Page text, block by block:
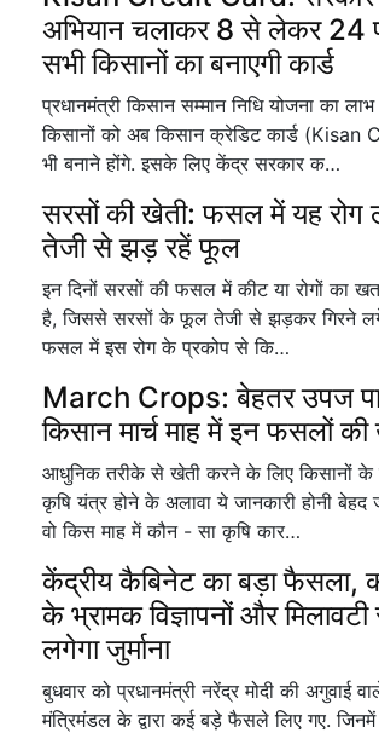
अभियान चलाकर 8 से लेकर 24
सभी किसानों का बनाएगी कार्ड
प्रधानमंत्री किसान सम्मान निधि योजना का
किसानों को अब किसान क्रेडिट कार्ड
भी बनाने होंगे. इसके लिए केंद्र सरकार क…
सरसों की खेती: फसल में यह
तेजी से झड़ रहें फूल
इन दिनों सरसों की फसल में कीट या रोगों का
है, जिससे सरसों के फूल तेजी से झड़कर गिरने
फसल में इस रोग के प्रकोप से कि…
March Crops: बेहतर उपज
किसान मार्च माह में इन फसलों
आधुनिक तरीके से खेती करने के लिए किसानों
कृषि यंत्र होने के अलावा ये जानकारी होनी बेहद
वो किस माह में कौन - सा कृषि कार…
केंद्रीय कैबिनेट का बड़ा फैसला,
के भ्रामक विज्ञापनों और मिलावटी
लगेगा जुर्माना
बुधवार को प्रधानमंत्री नरेंद्र मोदी की अगुवाई
मंत्रिमंडल के द्वारा कई बड़े फैसले लिए गए.